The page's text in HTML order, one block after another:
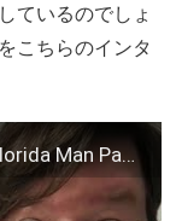
ているのでしょ
こちらのインタ
Fired for Farting: The Story Behind Florida Man Paul Flart | WTFLORIDA